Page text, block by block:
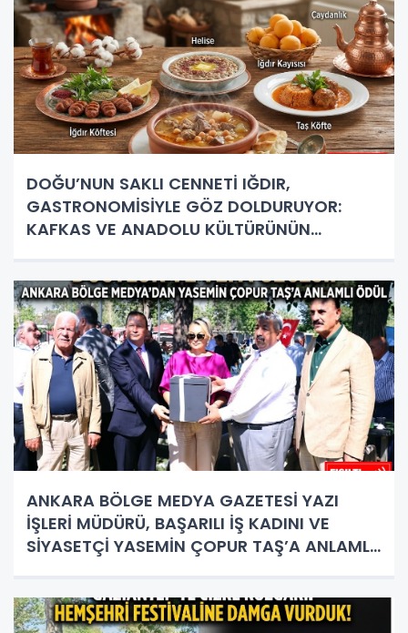
DOĞU’NUN SAKLI CENNETİ IĞDIR,
GASTRONOMİSİYLE GÖZ DOLDURUYOR:
KAFKAS VE ANADOLU KÜLTÜRÜNÜN
ANKARA BÖLGE MEDYA GAZETESİ YAZI
İŞLERİ MÜDÜRÜ, BAŞARILI İŞ KADINI VE
SİYASETÇİ YASEMİN ÇOPUR TAŞ’A ANLAMLI